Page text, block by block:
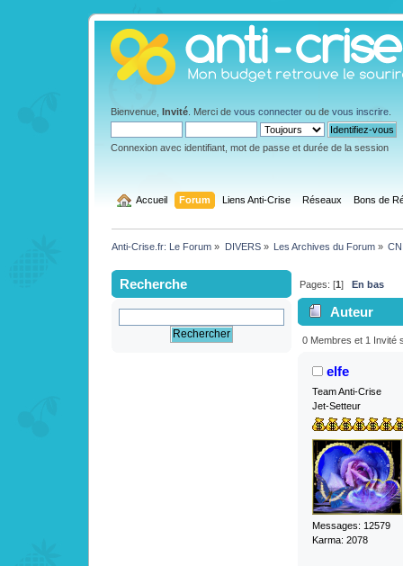
Bienvenue, Invité . Merci de vous connecter ou de vous inscrire
Connexion avec identifiant, mot de passe et durée de la session
Accueil Forum Liens Anti-Crise Réseaux Bons de
Anti-Crise.fr: Le Forum » DIVERS» Les Archives du Forum»
Recherche Pages: [1]En bas
Auteur
(Lu 2229 fois)
0 Membres et 1 Invité
elfe
Team Anti-Crise
Jet-Setteur
Messages: 12579
Karma: 2078